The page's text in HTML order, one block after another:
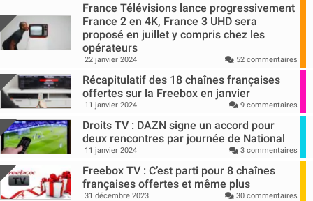
France Télévisions lance progressivement
France 2 en 4K, France 3 UHD sera
proposé en juillet y compris chez les
opérateurs
22 janvier 2024 52 commentaires
Récapitulatif des 18 chaînes françaises
offertes sur la Freebox en janvier
11 janvier 2024 9 commentaires
Droits TV : DAZN signe un accord pour
deux rencontres par journée de National
11 janvier 2024 3 commentaires
Freebox TV : C’est parti pour 8 chaînes
françaises offertes et même plus
31 décembre 2023 30 commentaires